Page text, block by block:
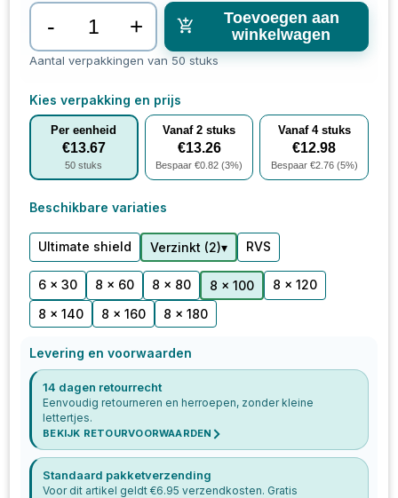
- +
Toevoegen aan
winkelwagen
Aantal verpakkingen van 50 stuks
Kies verpakking en prijs
Per eenheid
€13.67
50 stuks
Vanaf 2 stuks
€13.26
Bespaar €0.82 (3%)
Vanaf 4stuks
€12.98
Bespaar €2.76(5%)
Beschikbare variaties
Ultimate shield Verzinkt (2)▾ RVS
6 x 30 8 x 60 8 x 80 8 x 100
8 x 120
8 x 140
8 x 160 8 x 180
Levering en voorwaarden
14 dagen retourrecht
Eenvoudig retourneren en herroepen, zonder kleine
lettertjes.
BEKIJK RETOURVOORWAARDEN
Standaard pakketverzending
Voor dit artikel geldt €6.95 verzendkosten. Gratis